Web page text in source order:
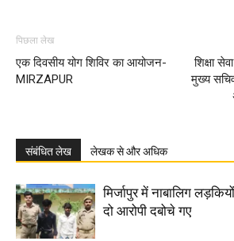
पिछला लेख
एक दिवसीय योग शिविर का आयोजन-
MIRZAPUR
शिक्षा
मुख्य
संबंधित लेख लेखक से और अधिक
मिर्जापुर में नाबालिग
दो आरोपी दबोचे गए